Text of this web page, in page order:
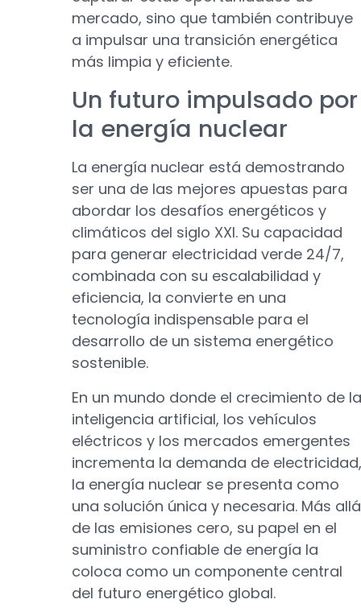
mercado, sino que también contribuye
a impulsar una transición energética
más limpia y eficiente.
Un futuro impulsado por
la energía nuclear
La energía nuclear está demostrando
ser una de las mejores apuestas para
abordar los desafíos energéticos y
climáticos del siglo XXI. Su capacidad
para generar electricidad verde 24/7,
combinada con su escalabilidad y
eficiencia, la convierte en una
tecnología indispensable para el
desarrollo de un sistema energético
sostenible.
En un mundo donde el crecimiento de la
inteligencia artificial, los vehículos
eléctricos y los mercados emergentes
incrementa la demanda de electricidad,
la energía nuclear se presenta como
una solución única y necesaria. Más allá
de las emisiones cero, su papel en el
suministro confiable de energía la
coloca como un componente central
del futuro energético global.